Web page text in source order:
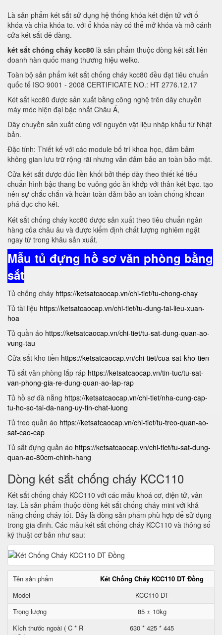
Là sản phẩm két sắt sử dụng hệ thống khóa két điện tử với ổ
khóa và chìa khóa to. với ổ khóa này có thể mở khóa và mở cánh
cửa két sắt dễ dàng.
két sắt chóng cháy kcc80 là sản phẩm thuộc dòng két sắt liên
doanh hàn quốc mang thương hiệu welko.
Toàn bộ sản phẩm két sắt chống cháy kcc80 đều đạt tiêu chuẩn
quốc tế ISO 9001 - 2008 CERTIFICATE NO.: HT 2776.12.17
Két sắt kcc80 được sản xuất bằng công nghệ trên dây chuyền
máy móc hiện đại bậc nhất Châu Á,
Dây chuyền sản xuất cùng với nguyên vật liệu nhập khẩu từ Nhật
bản.
Đặc tính: Thiết kế với các module bố trí khoa học, đảm bảm
không gian lưu trữ rộng rãi nhưng vẫn đảm bảo an toàn bảo mật.
Cửa két sắt được đúc liền khối bởi thép dày theo thiết kế tiêu
chuẩn hình bậc thang bo vuông góc ăn khớp với thân két bạc. tạo
nên sự chắc chắn và hoàn toàn đảm bảo an toàn chống khoan
phá đục cho két.
Két sắt chống cháy kcc80 được sản xuất theo tiêu chuẩn ngân
hàng của châu âu và được kiểm định chất lượng nghiêm ngặt
ngay từ trong khâu sản xuất.
Mẫu tủ đựng hồ sơ văn phòng bằng
sắt
Tủ chống cháy https://ketsatcaocap.vn/chi-tiet/tu-chong-chay
Tủ tài liệu https://ketsatcaocap.vn/chi-tiet/tu-dung-tai-lieu-xuan-
hoa
Tủ quần áo https://ketsatcaocap.vn/chi-tiet/tu-sat-dung-quan-ao-
vung-tau
Cửa sắt kho tiền https://ketsatcaocap.vn/chi-tiet/cua-sat-kho-tien
Tủ sắt văn phòng lắp ráp https://ketsatcaocap.vn/tin-tuc/tu-sat-
van-phong-gia-re-dung-quan-ao-lap-rap
Tủ hồ sơ đà nẵng https://ketsatcaocap.vn/chi-tiet/nha-cung-cap-
tu-ho-so-tai-da-nang-uy-tin-chat-luong
Tủ treo quần áo https://ketsatcaocap.vn/chi-tiet/tu-treo-quan-ao-
sat-cao-cap
Tủ sắt đựng quần áo https://ketsatcaocap.vn/chi-tiet/tu-sat-dung-
quan-ao-80cm-chinh-hang
Dòng két sắt chống cháy KCC110
Két sắt chống cháy KCC110 với các mẫu khoá cơ, điện tử, vân
tay. Là sản phẩm thuộc dòng két sắt chống cháy mini với khả
năng chống cháy tốt. Đây là dòng sản phẩm phù hợp để sử dụng
trong gia đình. Các mẫu két sắt chống cháy KCC110 và thông số
kỹ thuật cơ bản như sau:
Tên sản phẩm
Két Chống Cháy KCC110 DT Đồng
Model
KCC110 DT
Trọng lượng
85 ± 10kg
Kích thước ngoài ( C * R
630 * 425 * 445